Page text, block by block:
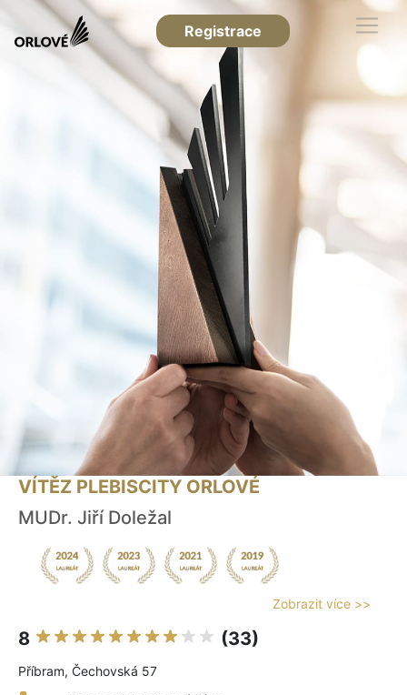
Registrace
VÍTĚZ PLEBISCITY ORLOVÉ
MUDr. Jiří Doležal
Zobrazit více >>
8 (33)
Příbram, Čechovská 57